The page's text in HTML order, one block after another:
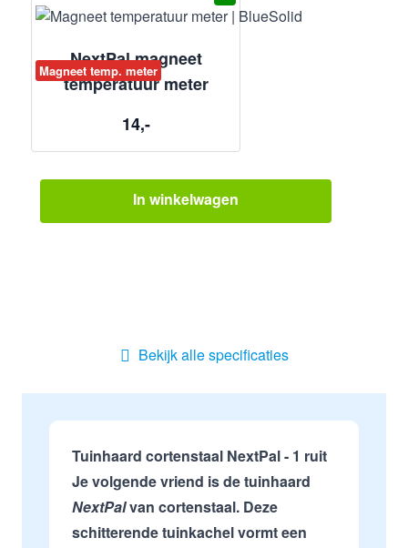
Magneet temp. meter
NextPal magneet
temperatuur meter
14,-
In winkelwagen
Bekijk alle specificaties
Tuinhaard cortenstaal NextPal - 1 ruit
Je volgende vriend is de tuinhaard
NextPalvan cortenstaal. Deze
schitterende tuinkachel vormt een